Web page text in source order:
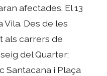
afectades. El 13
Vila. Des de les
als carrers de
del Quarter;
Santacana i Plaça